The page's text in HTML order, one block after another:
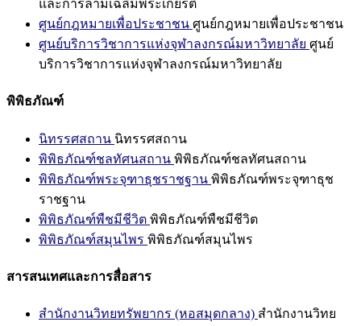
และการล่ามเฉลิมพระเกียรติ
ศูนย์กฎหมายเพื่อประชาชน ศูนย์กฎหมายเพื่อประชาชน
ศูนย์บริการวิชาการแห่งจุฬาลงกรณ์มหาวิทยาลัย ศูนย์
บริการวิชาการแห่งจุฬาลงกรณ์มหาวิทยาลัย
พิพิธภัณฑ์
นิทรรศสถาน นิทรรศสถาน
พิพิธภัณฑ์ชลทัศนสถาน พิพิธภัณฑ์ชลทัศนสถาน
พิพิธภัณฑ์พระจุฑาธุชราชฐาน พิพิธภัณฑ์พระจุฑาธุช
ราชฐาน
พิพิธภัณฑ์พืชมีชีวิต พิพิธภัณฑ์พืชมีชีวิต
พิพิธภัณฑ์สมุนไพร พิพิธภัณฑ์สมุนไพร
สารสนเทศและการสื่อสาร
สำนักงานวิทยทรัพยากร (หอสมุดกลาง) สำนักงานวิทย